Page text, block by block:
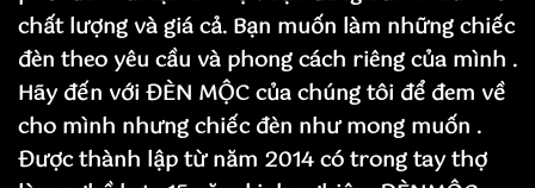
chất lượng và giá cả. Bạn muốn làm những chiếc
đèn theo yêu cầu và phong cách riêng của mình .
Hãy đến với ĐÈN MỘC của chúng tôi để đem về
cho mình nhưng chiếc đèn như mong muốn .
Được thành lập từ năm 2014 có trong tay thợ